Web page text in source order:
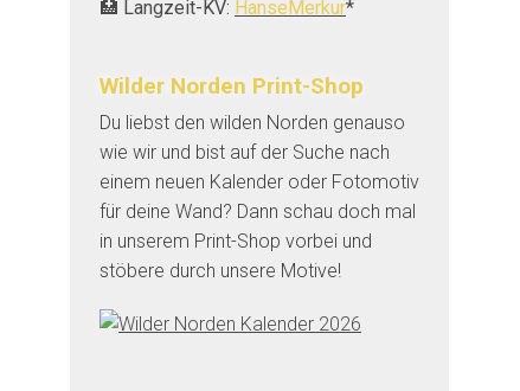
🏥 Langzeit-KV: HanseMerkur*
Wilder Norden Print-Shop
Du liebst den wilden Norden genauso
wie wir und bist auf der Suche nach
einem neuen Kalender oder Fotomotiv
für deine Wand? Dann schau doch mal
in unserem Print-Shop vorbei und
stöbere durch unsere Motive!